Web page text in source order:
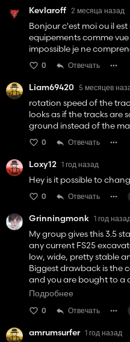
Kevlaroff 2 месяца назад
Bonjour c'est moi ou il
equipements comme
impossible je ne
0 Отвечать
Liam69420 5 месяцев
rotation speed of the
looks as if the tracks are
ground instead of the
0 Отвечать
Loxy12 1 год назад
Hey is it possible to
0 Отвечать
Grinningmonk 1 год назад
My group gives this 3.5
any current FS25
low, wide, pretty stable
Biggest drawback is the
and you are bought to a
small almost flush to the
getting used after using
machine.
Подробнее
0 Отвечать
amrumsurfer 1 год назад